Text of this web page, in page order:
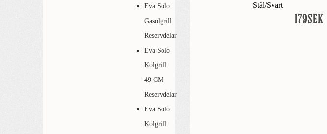
Stål/Svart
179SEK
Eva Solo
Gasolgrill
Reservdelar
Eva Solo
Kolgrill
49 CM
Reservdelar
Eva Solo
Kolgrill